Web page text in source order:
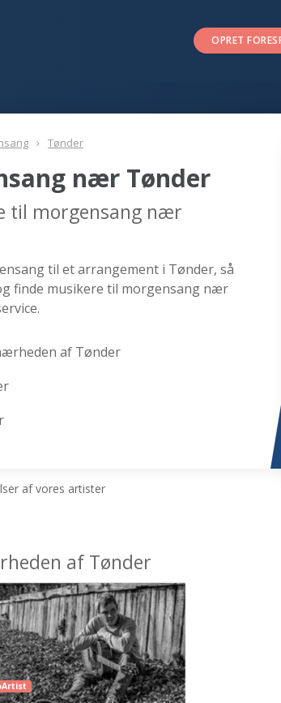
OPRET
Tønder
nær Tønder
til morgensang nær
til et arrangement i Tønder, så
finde musikere til morgensang nær
af Tønder
af vores artister
af Tønder